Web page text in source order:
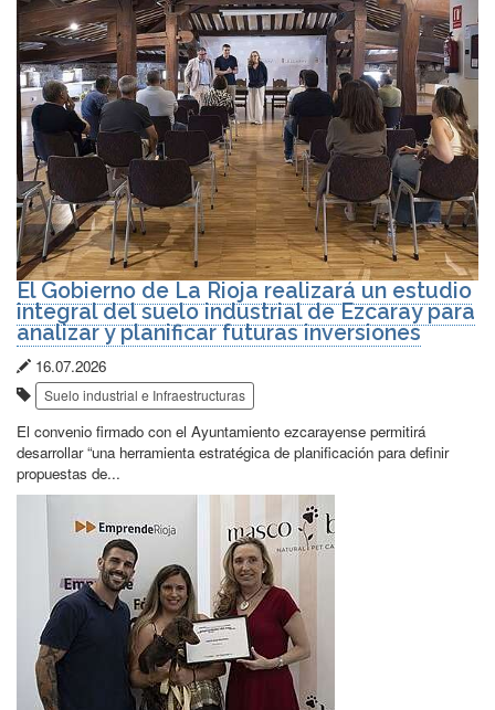
El Gobierno de La Rioja realizará un estudio
integral del suelo industrial de Ezcaray para
analizar y planificar futuras inversiones
Fecha
de
publicación:
16.07.2026
Etiquetas:
Suelo industrial e Infraestructuras
El convenio firmado con el Ayuntamiento ezcarayense permitirá
desarrollar “una herramienta estratégica de planificación para definir
propuestas de...